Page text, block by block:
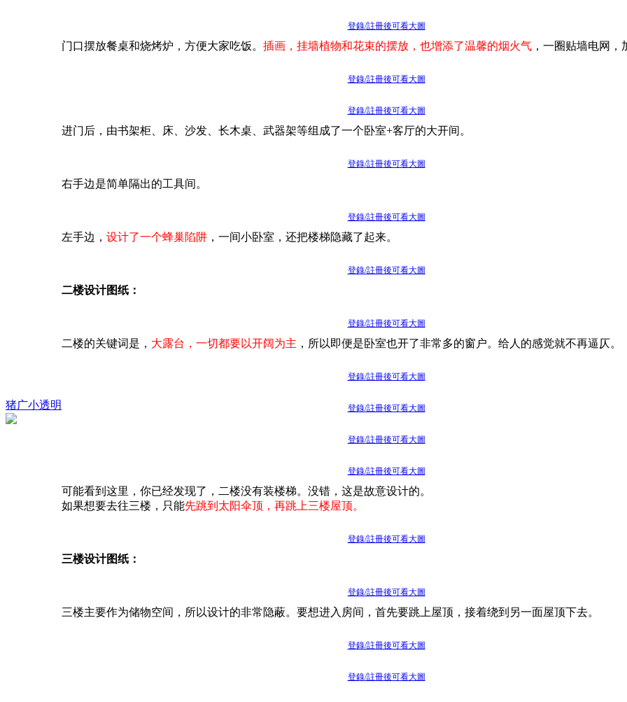
猪广小透明
登錄/註冊後可看大圖
门口摆放餐桌和烧烤炉，方便大家吃饭。 插画，挂墙植物和花束的摆放，也增添了温馨的烟火气 ，一圈贴墙电网，
登錄/註冊後可看大圖
登錄/註冊後可看大圖
进门后，由书架柜、床、沙发、长木桌、武器架等组成了一个卧室+客厅的大开间。
登錄/註冊後可看大圖
右手边是简单隔出的工具间。
登錄/註冊後可看大圖
左手边， 设计了一个蜂巢陷阱 ，一间小卧室，还把楼梯隐藏了起来。
登錄/註冊後可看大圖
二楼设计图纸：
登錄/註冊後可看大圖
二楼的关键词是， 大露台，一切都要以开阔为主 ，所以即便是卧室也开了非常多的窗户。给人的感觉就不再逼仄。
登錄/註冊後可看大圖
登錄/註冊後可看大圖
登錄/註冊後可看大圖
登錄/註冊後可看大圖
可能看到这里，你已经发现了，二楼没有装楼梯。没错，这是故意设计的。
如果想要去往三楼，只能先跳到太阳伞顶，再跳上三楼屋顶。
登錄/註冊後可看大圖
三楼设计图纸：
登錄/註冊後可看大圖
三楼主要作为储物空间，所以设计的非常隐蔽。要想进入房间，首先要跳上屋顶，接着绕到另一面屋顶下去。
登錄/註冊後可看大圖
登錄/註冊後可看大圖